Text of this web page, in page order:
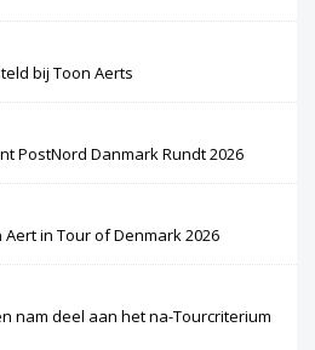
bij Toon Aerts
PostNord Danmark Rundt 2026
in Tour of Denmark 2026
nam deel aan het na-Tourcriterium